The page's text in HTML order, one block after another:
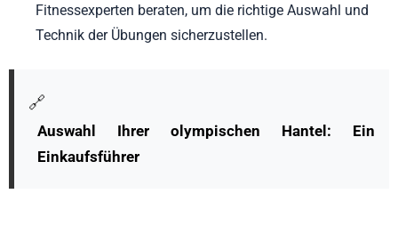
Fitnessexperten beraten, um die richtige Auswahl und
Technik der Übungen sicherzustellen.
🔗
Auswahl Ihrer olympischen Hantel: Ein
Einkaufsführer